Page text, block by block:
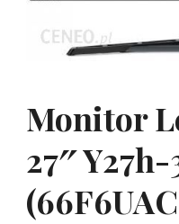
Monitor
27″